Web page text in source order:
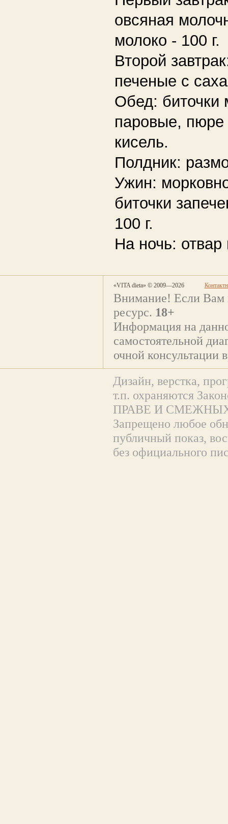
овсяная
молоко - 100 г.
Второй
печеные с
Обед: биточки
паровые, пюре
кисель.
Полдник:
Ужин:
биточки
100 г.
На ночь:
«VITA dieta» © 2009—2026
Внимание! Если Вам
ресурс. 18+
Информация на
самостоятельной
очной консультации
Дизайн, верстка,
т.п. охраняются
ПРАВЕ И
Запрещено любое
публичный показ,
без официального